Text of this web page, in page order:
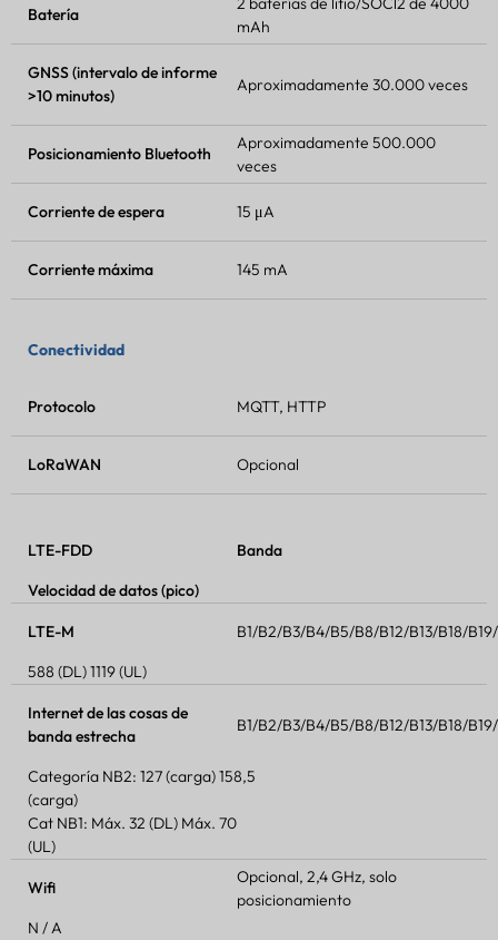
Batería
mAh
GNSS (intervalo de informe
>10 minutos)
Aproximadamente 30.000 veces
Posicionamiento Bluetooth
Aproximadamente 500.000
veces
Corriente de espera 15 μA
Corriente máxima 145 mA
Conectividad
Protocolo MQTT, HTTP
LoRaWAN Opcional
LTE-FDD
Banda
Velocidad de datos (pico)
LTE-M
B1/B2/B3/B4/B5/B8/B12/B13/B18/
588 (DL) 1119 (UL)
Internet de las cosas de
banda estrecha
B1/B2/B3/B4/B5/B8/B12/B13/B18/
Categoría NB2: 127 (carga) 158,5
(carga)
Cat NB1: Máx. 32 (DL) Máx. 70
(UL)
Wifi
Opcional, 2,4 GHz, solo
posicionamiento
N / A